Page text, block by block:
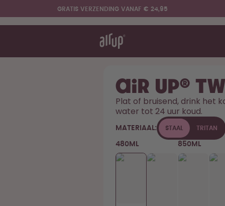
GRATIS VERZENDING VANAF € 24,95
Zeg hallo tegen de "O"
air up®
Plat of bruisend, drink het
water tot 24 uur koud.
MATERIAAL: STAAL TRITAN
480ML 850ML